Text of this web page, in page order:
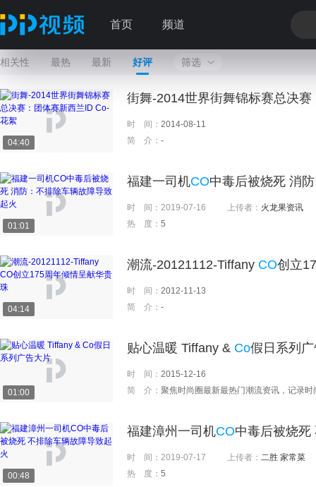
首页 频道
相关性 最热 最新 好评 筛选
04:40
街舞-2014世界街舞锦标赛总决
时 间： 2014-08-11
简 介： -
01:01
福建一司机CO中毒后被烧死 消
时 间： 2019-07-16 上传者： 火龙果资讯
热 度： 5
04:14
潮流-20121112-Tiffany CO创立
时 间： 2012-11-13
简 介： -
01:00
贴心温暖 Tiffany & Co假日系列
时 间： 2015-12-16
简 介： 聚焦时尚圈最新最热门潮流资讯，记录
00:48
福建漳州一司机CO中毒后被烧死
时 间： 2019-07-17 上传者： 二胜 家常菜
热 度： 5